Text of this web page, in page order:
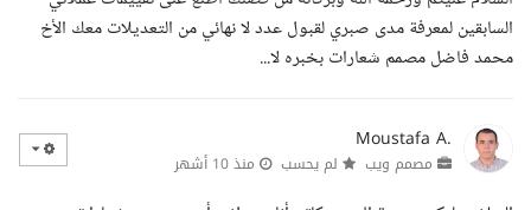
السابقين لمعرفة مدى صبري لقبول عدد لا نهائي من التعديلات معك الأخ
محمد فاضل مصمم شعارات بخبره لا...
Moustafa A.
مصمم ويب لم يحسب منذ 10 أشهر